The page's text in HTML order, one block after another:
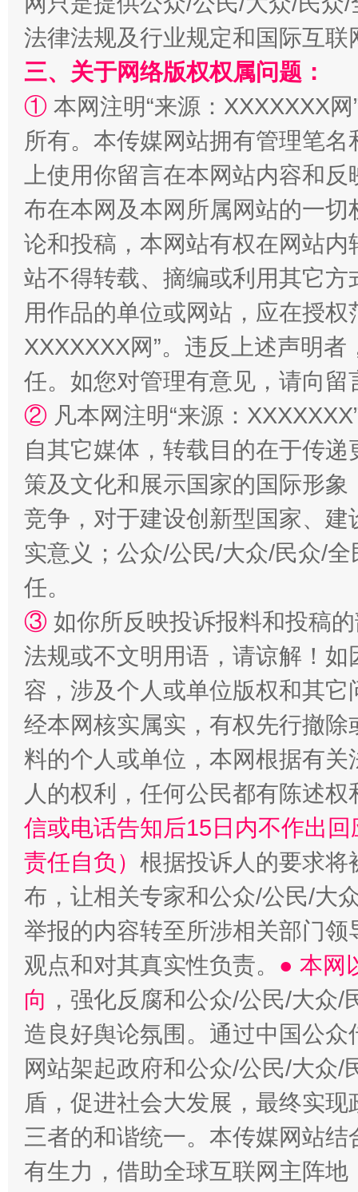
招工难、用工荒背后
法律法规及行业规定和国际互
三、关于网络版权权属问题：
① 本网注明“来源：XXXXXXX
所有。本传媒网站拥有管理笔
上使用你留言在本网站内容和
布在本网及本网所属网站的一
论和投稿，本网站有权在网站
站不得转载、摘编或利用其它
用作品的单位或网站，应在授
XXXXXXX网”。违反上述声明
任。如您对管理有意见，请向
② 凡本网注明“来源：
自其它媒体，转载目的在于传
策及文化和展示国家的国际形
竞争，对于建设创新型国家、
实意义；公众/公民/大众/民众/
任。
③ 如你所反映投诉报料和投稿
法规或不文明用语，请谅解！
容，涉及个人或单位版权和其它
经本网核实属实，有权先行撤
料的个人或单位，本网根据有
人的权利，任何公民都有陈述
信或电话告知后15日内不作出
责任自负） 根据投诉人的要求将
布，让相关专家和公众/公民/大
举报的内容转至所涉相关部门
观点和对其真实性负责。 ● 本网
向 ，强化反腐和公众/公民/大众
造良好舆论氛围。通过中国公
网站架起政府和公众/公民/大众
盾，促进社会大发展，最终实
三者的和谐统一。本传媒网站
有生力，借助全球互联网主阵